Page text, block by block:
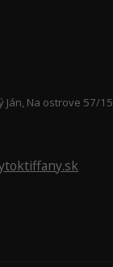
Ján, Na ostrove 57/15